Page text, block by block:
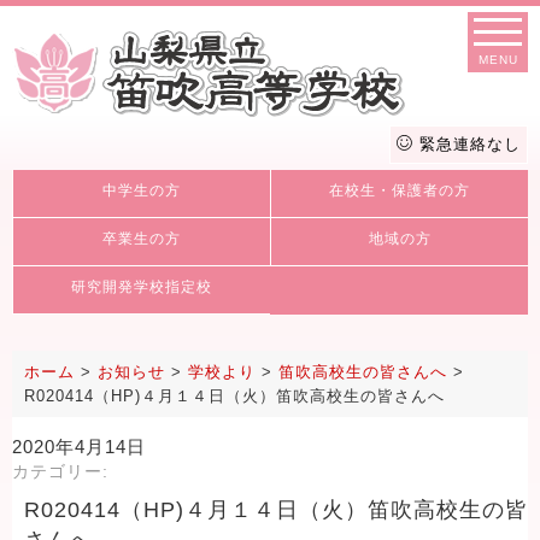
MENU
緊急連絡なし
中学生の方 在校生・保護者の方
卒業生の方 地域の方
研究開発学校指定校
ホーム > お知らせ > 学校より > 笛吹高校生の皆さんへ >
R020414（HP)４月１４日（火）笛吹高校生の皆さんへ
2020年4月14日
カテゴリー:
R020414（HP)４月１４日（火）笛吹高校生の皆